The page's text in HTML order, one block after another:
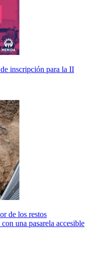
inscripción para la II
de los restos
una pasarela accesible